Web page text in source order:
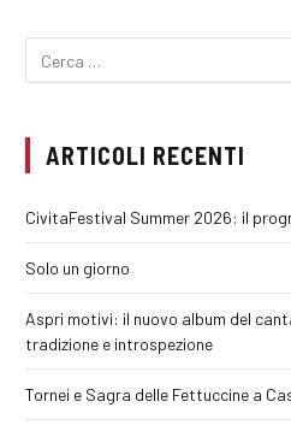
ARTICOLI RECENTI
CivitaFestival Summer 2026: il
Solo un giorno
Aspri motivi: il nuovo album del
tradizione e introspezione
Tornei e Sagra delle Fettuccine a